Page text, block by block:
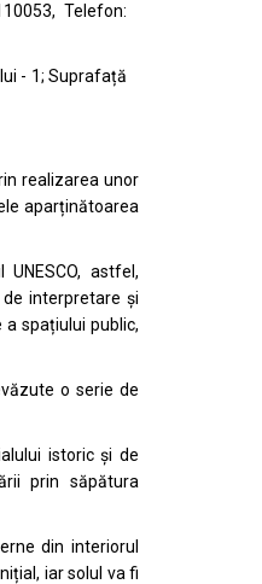
Telefon:
- 1; Suprafață
realizarea unor
aparținătoarea
astfel,
interpretare și
spațiului public,
o serie de
istoric și de
prin săpătura
din interiorul
iar solul va fi